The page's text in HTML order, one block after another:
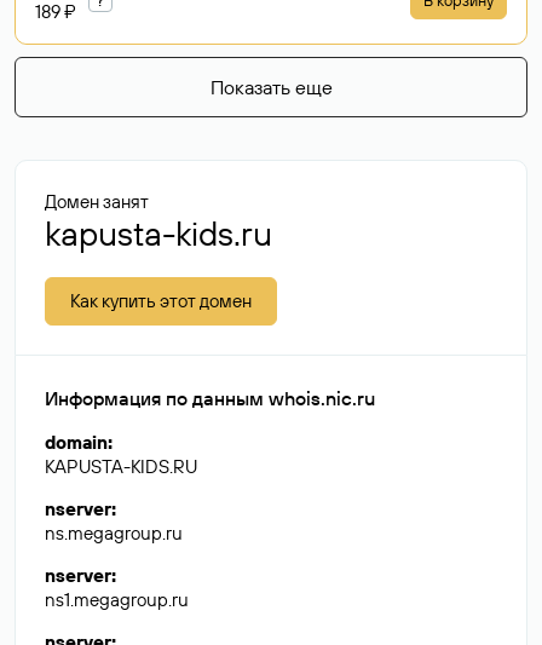
189 ₽
Показать еще
Домен занят
kapusta-kids.ru
Как купить этот домен
Информация по данным whois.nic.ru
domain:
KAPUSTA-KIDS.RU
nserver:
ns.megagroup.ru
nserver:
ns1.megagroup.ru